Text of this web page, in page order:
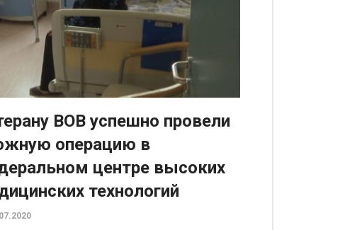
ВОВ успешно провели
операцию в
центре высоких
технологий